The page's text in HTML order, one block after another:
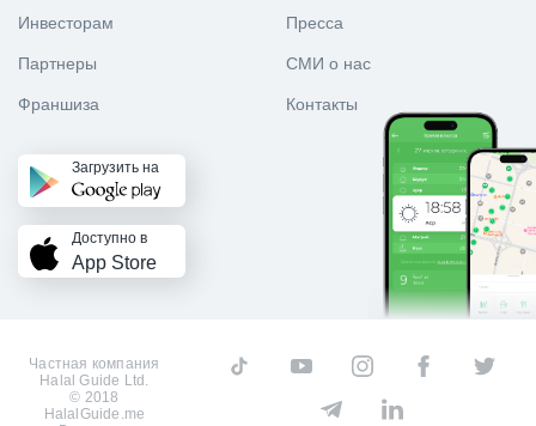
Пресса
СМИ о нас
Контакты
Инвесторам
Партнеры
Франшиза
Загрузить на
Доступно в
App Store
Частная компания
Halal Guide Ltd.
© 2018
HalalGuide.me